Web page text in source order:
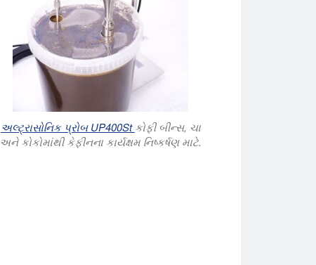
અલ્ટ્રાસોનિક પ્રોબ UP400Stકોફી બીન્સ, ચા
અને કોકોમાંથી કેફીનના કાર્યક્ષમ નિષ્કર્ષણ માટે.